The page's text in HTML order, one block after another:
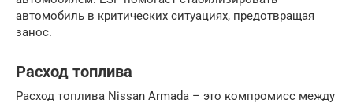
автомобиль в критических ситуациях, предотвращая
занос.
Расход топлива
Расход топлива Nissan Armada – это компромисс между